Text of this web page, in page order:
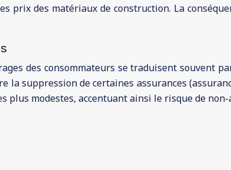
des matériaux de construction. La
des consommateurs se traduisent souvent
suppression de certaines assurances
modestes, accentuant ainsi le risque de non-